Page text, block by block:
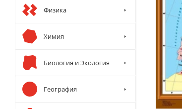
Физика
Химия
Биология и Экология
География